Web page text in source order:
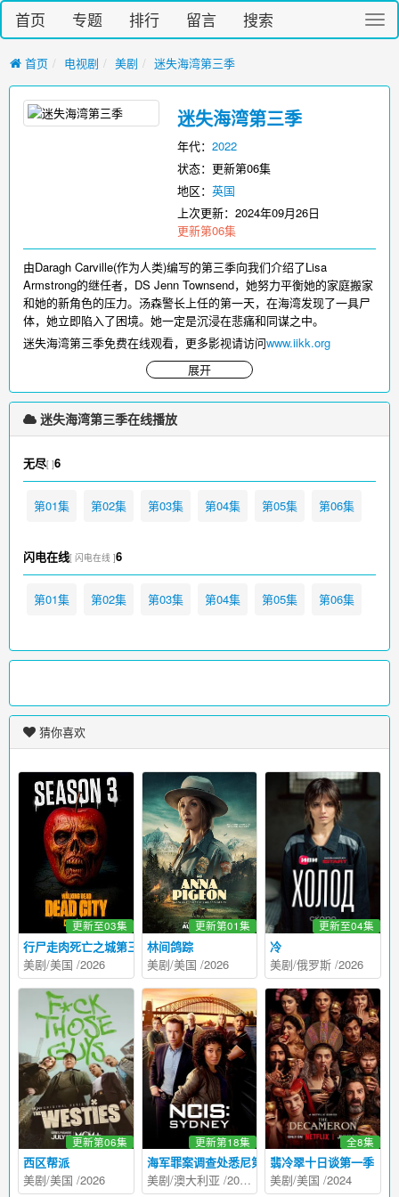
切
换
首页 专题 排行 留言 搜索
首页 电视剧 美剧 迷失海湾第三季
迷失海湾第三季
年代：2022
状态：更新第06集
地区：英国
上次更新：2024年09月26日
更新第06集
展开
由Daragh Carville(作为人类)编写的第三季向我们介绍了Lisa
Armstrong的继任者，DS Jenn Townsend，她努力平衡她的家庭搬家
和她的新角色的压力。汤森警长上任的第一天，在海湾发现了一具尸
体，她立即陷入了困境。她一定是沉浸在悲痛和同谋之中。
迷失海湾第三季免费在线观看，更多影视请访问www.iikk.org
迷失海湾第三季在线播放
无尽[ ]6
第01集 第02集 第03集 第04集 第05集 第06集
闪电在线[ 闪电在线 ]6
第01集 第02集 第03集 第04集 第05集 第06集
猜你喜欢
行尸走肉死亡之城第三季
更新至03集
美剧/美国 /2026
林间鸽踪
更新第01集
美剧/美国 /2026
冷
更新至04集
美剧/俄罗斯 /2026
西区帮派
更新第06集
美剧/美国 /2026
海军罪案调查处悉尼第三季
更新第18集
美剧/澳大利亚 /2025
翡冷翠十日谈第一季
全8集
美剧/美国 /2024